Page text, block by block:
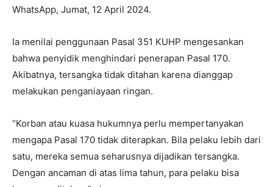
WhatsApp, Jumat, 12 April 2024.
Ia menilai penggunaan Pasal 351 KUHP mengesankan
bahwa penyidik menghindari penerapan Pasal 170.
Akibatnya, tersangka tidak ditahan karena dianggap
melakukan penganiayaan ringan.
“Korban atau kuasa hukumnya perlu mempertanyakan
mengapa Pasal 170 tidak diterapkan. Bila pelaku lebih dari
satu, mereka semua seharusnya dijadikan tersangka.
Dengan ancaman di atas lima tahun, para pelaku bisa